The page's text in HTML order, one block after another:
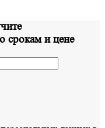
срокам и цене